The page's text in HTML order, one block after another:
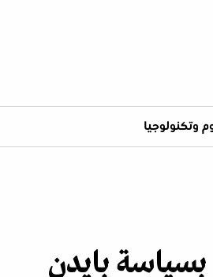
وتكنولوجيا
بسياسة بايدن